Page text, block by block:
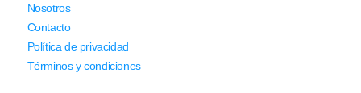
Nosotros
Contacto
Política de privacidad
Términos y condiciones